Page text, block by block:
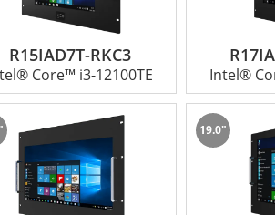
R15IAD7T-RKC3
Core™ i3-12100TE Intel®
19.0"